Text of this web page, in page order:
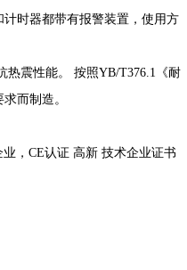
时器都带有报警装置，使用方
热震性能。 按照YB/T376.1《耐
而制造。
，CE认证 高新 技术企业证书